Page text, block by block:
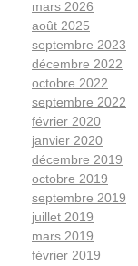
mars 2026
août 2025
septembre 2023
décembre 2022
octobre 2022
septembre 2022
février 2020
janvier 2020
décembre 2019
octobre 2019
septembre 2019
juillet 2019
mars 2019
février 2019